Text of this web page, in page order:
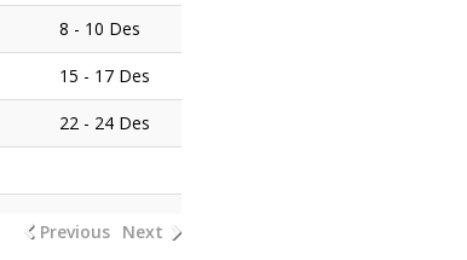
8 - 10 Des
15 - 17 Des
22 - 24 Des
Previous Next